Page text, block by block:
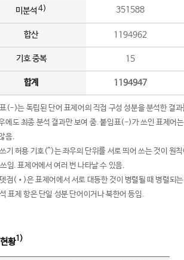
미분석 4) 351588
합산 1194962
기호 중복 15
합계 1194947
(-)는 독립된 단어 표제어의 직접 구성 성분을 분석한 결
에도 최종 분석 결과만 보여 줌. 붙임표(-)가 쓰인 표제어
음.
기 허용 기호(^)는 좌우의 단위를 서로 띄어 쓰는 것이 원
임. 표제어에서 여러 번 나타날 수 있음.
점(•)은 표제어에서 서로 대등한 것이 병렬될 때 병렬되
표제 항은 단일 성분 단어이거나 북한어 등임.
황1)